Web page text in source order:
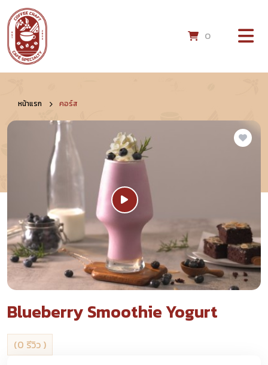
0
หน้าแรก คอร์ส
Blueberry Smoothie Yogurt
(0 รีวิว )